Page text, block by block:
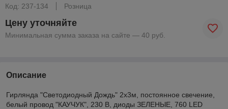
Код: 237-134
Розница
Цену уточняйте
Минимальная сумма заказа на сайте — 40 руб.
Описание
Гирлянда "Светодиодный Дождь" 2х3м, постоянное свечение,
белый провод "КАУЧУК", 230 В, диоды ЗЕЛЕНЫЕ, 760 LED